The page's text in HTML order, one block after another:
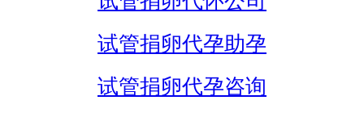
试管捐卵代孕助孕
试管捐卵代孕咨询